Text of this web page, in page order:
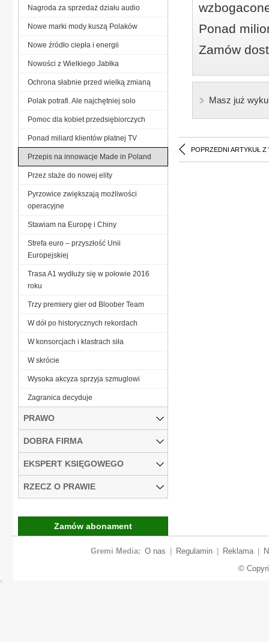
Ponad
Zamów
Masz już
POPRZEDNI ARTYKUŁ Z
Nagroda za sprzedaż działu audio
Nowe marki mody kuszą Polaków
Nowe źródło ciepła i energii
Nowości z Wielkiego Jabłka
Ochrona słabnie przed wielką zmianą
Polak potrafi. Ale najchętniej solo
Pomoc dla kobiet przedsiębiorczych
Ponad miliard klientów płatnej TV
Przepis na innowacje Made in Poland
Przez staże do nowej elity
Pyrzowice zwiększają możliwości
operacyjne
Stawiam na Europę i Chiny
Strefa euro – przyszłość Unii
Europejskiej
Trasa A1 wydłuży się w połowie 2016
roku
Trzy premiery gier od Bloober Team
W dół po historycznych rekordach
W konsorcjach i klastrach siła
W skrócie
Wysoka akcyza sprzyja szmuglowi
Zagranica decyduje
PRAWO
DOBRA FIRMA
EKSPERT KSIĘGOWEGO
RZECZ O PRAWIE
Zamów abonament
Gremi Media: O nas Regulamin Reklama
©